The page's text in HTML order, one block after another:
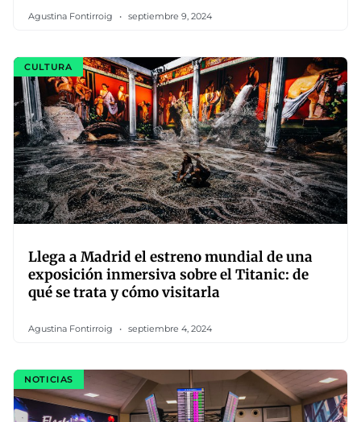
Agustina Fontirroig septiembre 9, 2024
CULTURA
Llega a Madrid el estreno mundial de una
exposición inmersiva sobre el Titanic: de
qué se trata y cómo visitarla
Agustina Fontirroig septiembre 4, 2024
NOTICIAS